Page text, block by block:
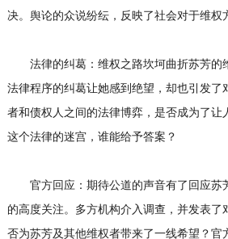
决。舆论的众说纷纭，反映了社会对于维权
法律的纠葛：维权之路坎坷曲折苏芳的
法律程序的纠葛让她感到绝望，却也引发了
者和债权人之间的法律博弈，是否成为了让
这个法律的迷宫，谁能给予答案？
官方回应：期待公道的声音有了回应苏
的高度关注。多方机构介入调查，并发表了
否为苏芳及其他维权者带来了一线希望？官